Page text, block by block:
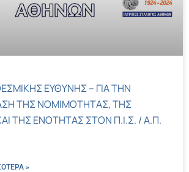
ΕΥΘΥΝΗΣ – ΓΙΑ ΤΗΝ
ΤΗΣ ΝΟΜΙΜΟΤΗΤΑΣ, ΤΗΣ
ΤΗΣ ΕΝΟΤΗΤΑΣ ΣΤΟΝ Π.Ι.Σ. / Α.Π.
»